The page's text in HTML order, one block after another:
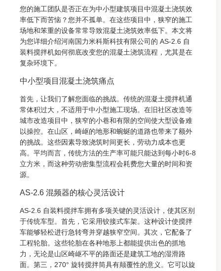
您的施工团队是否正在为中小型建筑项目中混凝土浇筑效
率低下而苦恼？您并不孤单。在这些项目中，狭窄的施工
场地和笨重的设备常常导致混凝土浇筑效率低下。本文将
为您详细介绍河南国力米科斯科技有限公司的 AS-2.6 自
装料搅拌机如何彻底改变您的混凝土浇筑流程，尤其是在
复杂环境下。
中小型项目混凝土浇筑痛点
首先，让我们了解您面临的挑战。传统的混凝土搅拌机通
常体积过大，不适用于中小型施工现场。在旧社区改造等
城市改造项目中，狭窄的小巷和有限的空间使大型设备难
以操控。在山区，崎岖的地形和蜿蜒的道路也带来了额外
的挑战。这些因素导致浇筑时间更长，劳动力成本也更
高。平均而言，传统方法的生产率可能只能达到每小时6-8
立方米，而这种劳动密集型流程会耗费您大量的时间和资
源。
AS-2.6 混频器的核心灵活设计
AS-2.6 自装料搅拌车拥有多项关键的灵活设计，使其区别
于传统车型。首先，它采用铰接式车架。这种设计使搅拌
车能够轻松进行急转弯并穿越狭窄空间。其次，它配备了
工程轮胎。这些轮胎在各种地形上都能提供出色的抓地
力，无论是山区崎岖不平的路面还是建筑工地的湿滑路
面。第三，270° 旋转搅拌筒具有颠覆性的意义。它可以旋